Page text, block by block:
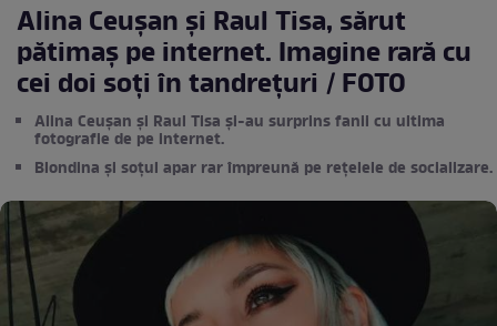
Alina Ceușan și Raul Tisa, sărut
pătimaș pe internet. Imagine rară cu
cei doi soți în tandrețuri / FOTO
Alina Ceușan și Raul Tisa și-au surprins fanii cu ultima
fotografie de pe internet.
Blondina și soțul apar rar împreună pe rețelele de socializare.